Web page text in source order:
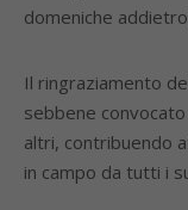
domeniche
Il ringraziamento
sebbene
altri, contribuendo
in campo da tutti i